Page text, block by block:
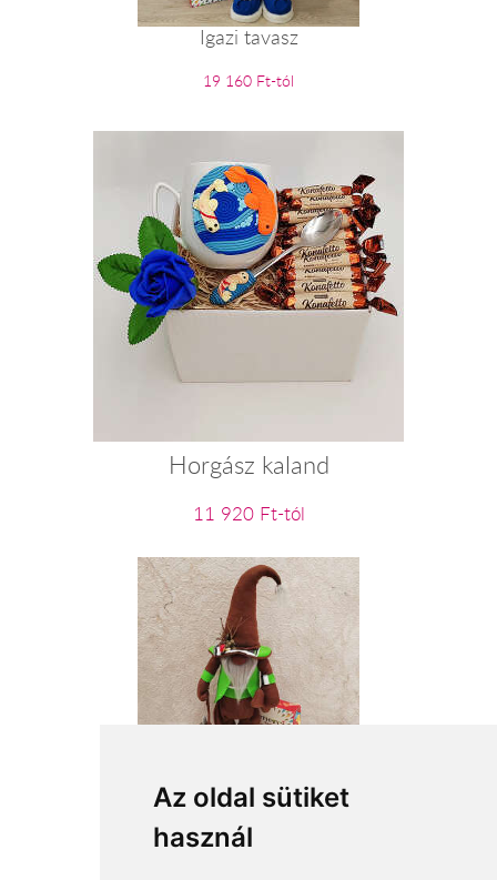
Az oldal sütiket
használ
Igazi tavasz
19 160 Ft-tól
Horgász kaland
11 920 Ft-tól
Erdőjáró tacskóval
19 400 Ft-tól